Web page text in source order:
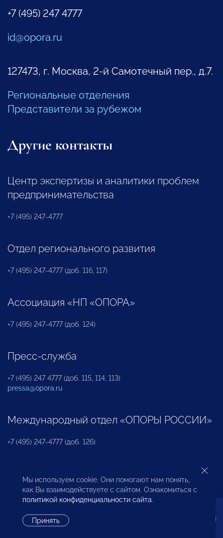
+7 (495) 247 4777
id@opora.ru
127473, г. Москва, 2-й Самотечный пер., д.7.
Региональные отделения
Представители за рубежом
Другие контакты
Центр экспертизы и аналитики проблем
предпринимательства
+7 (495) 247-4777
Отдел регионального развития
+7 (495) 247-4777 (доб. 116, 117)
Ассоциация «НП «ОПОРА»
+7 (495) 247-4777 (доб. 124)
Пресс-служба
+7 (495) 247 4777 (доб. 115, 114, 113)
pressa@opora.ru
Международный отдел «ОПОРЫ РОССИИ»
+7 (495) 247-4777 (доб. 126)
Бюро по защите прав предпринимателей и
инвесторов
Мы используем cookie. Они помогают нам понять,
как Вы взаимодействуете с сайтом. Ознакомиться с
политикой конфиденциальности сайта.
Принять